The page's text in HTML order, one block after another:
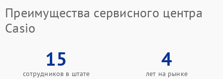
Преимущества сервисного центра
Casio
15
сотрудников в штате
4
лет на рынке